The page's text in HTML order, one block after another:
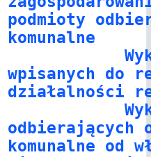
podmioty
komunalne
wpisanych do
działalności
odbierających
komunalne od